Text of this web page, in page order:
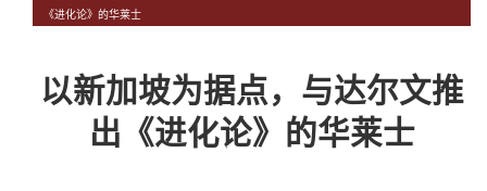
文化
往期杂志
投稿
征稿启事
《进化论》的华莱士
以新加坡为据点，与达尔文推
出《进化论》的华莱士